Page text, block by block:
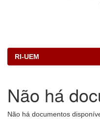
RI-UEM
Não há
Não há documentos